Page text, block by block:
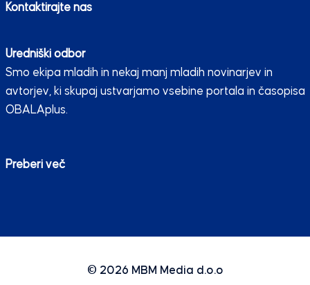
Kontaktirajte nas
Uredniški odbor
Smo ekipa mladih in nekaj manj mladih novinarjev in
avtorjev, ki skupaj ustvarjamo vsebine portala in časopisa
OBALAplus.
Preberi več
© 2026 MBM Media d.o.o